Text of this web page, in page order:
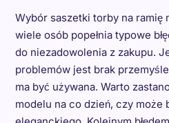
Wybór saszetki torby na ramię
wiele osób popełnia typowe
do niezadowolenia z zakupu.
problemów jest brak
ma być używana. Warto
modelu na co dzień, czy